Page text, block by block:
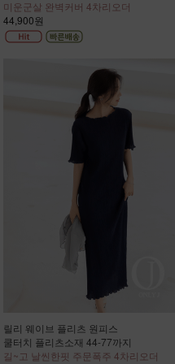
미운군살 완벽커버 4차리오더
44,900원
릴리 웨이브 플리츠 원피스
쿨터치 플리츠소재 44-77까지
길~고 날씬한핏 주문폭주 4차리오더